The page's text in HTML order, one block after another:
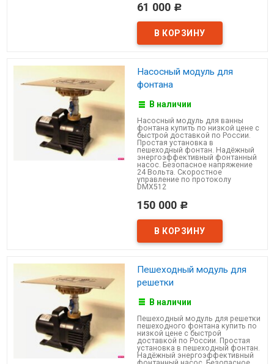
61 000 Р
Насосный модуль для
фонтана
В наличии
Насосный модуль для ванны
фонтана купить по низкой цене с
быстрой доставкой по России.
Простая установка в
пешеходный фонтан. Надёжный
энергоэффективный фонтанный
насос. Безопасное напряжение
24 Вольта. Скоростное
управление по протоколу
DMX512
150 000 Р
Пешеходный модуль для
решетки
В наличии
Пешеходный модуль для решетки
пешеходного фонтана купить по
низкой цене с быстрой
доставкой по России. Простая
установка в пешеходный фонтан.
Надёжный энергоэффективный